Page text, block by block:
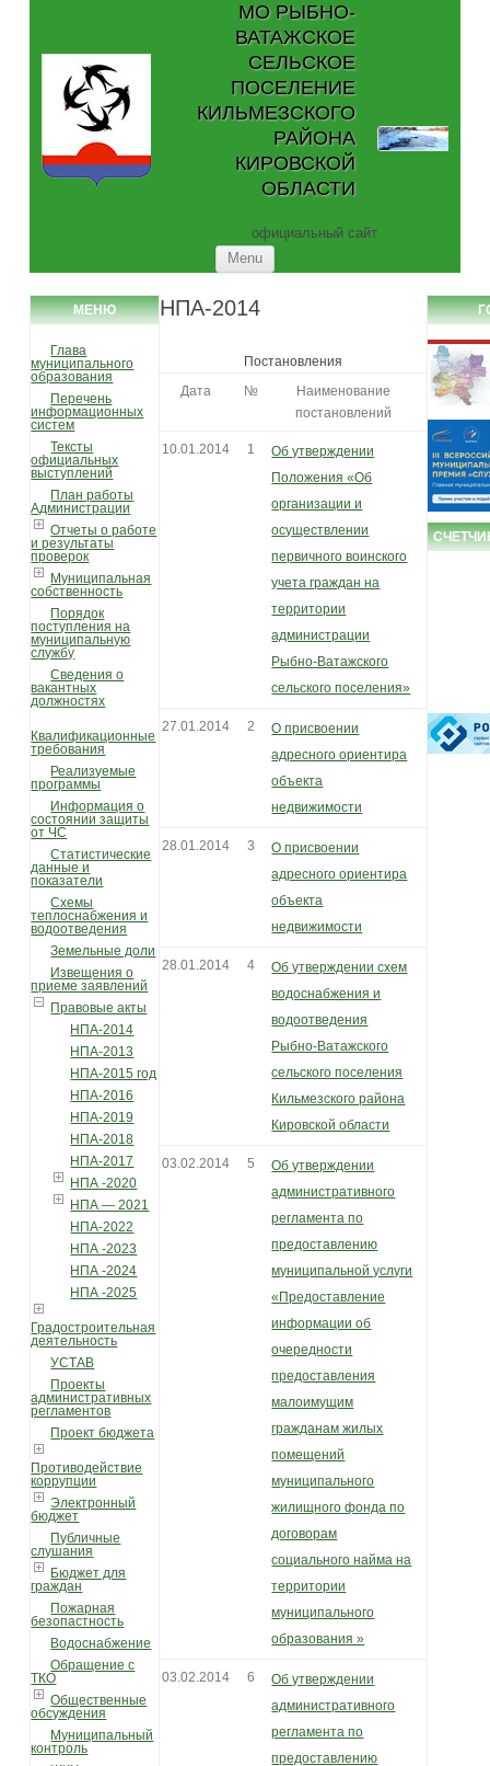
МО РЫБНО-
ВАТАЖСКОЕ
СЕЛЬСКОЕ
ПОСЕЛЕНИЕ
КИЛЬМЕЗСКОГО
РАЙОНА
КИРОВСКОЙ
ОБЛАСТИ
официальный сайт
Menu
МЕНЮ
Глава
муниципального
образования
Перечень
информационных
систем
Тексты
официальных
выступлений
План работы
Администрации
Отчеты о работе
и результаты
проверок
Муниципальная
собственность
Порядок
поступления на
муниципальную
службу
Сведения о
вакантных
должностях
Квалификационные
требования
Реализуемые
программы
Информация о
состоянии защиты
от ЧС
Статистические
данные и
показатели
Схемы
теплоснабжения и
водоотведения
Земельные доли
Извещения о
приеме заявлений
Правовые акты
НПА-2014
НПА-2013
НПА-2015 год
НПА-2016
НПА-2019
НПА-2018
НПА-2017
НПА -2020
НПА — 2021
НПА-2022
НПА -2023
НПА -2024
НПА -2025
Градостроительная
деятельность
УСТАВ
Проекты
административных
регламентов
Проект бюджета
Противодействие
коррупции
Электронный
бюджет
Публичные
слушания
Бюджет для
граждан
Пожарная
безопастность
Водоснабжение
Обращение с
ТКО
Общественные
обсуждения
Муниципальный
контроль
НПА-2014
Постановления
Дата
№
Наименование
постановлений
10.01.2014 1
Об утверждении
Положения «Об
организации и
осуществлении
первичного воинского
учета граждан на
территории
администрации
Рыбно-Ватажского
сельского поселения»
27.01.2014 2
О присвоении
адресного ориентира
объекта
недвижимости
28.01.2014 3
О присвоении
адресного ориентира
объекта
недвижимости
28.01.2014 4
Об утверждении схем
водоснабжения и
водоотведения
Рыбно-Ватажского
сельского поселения
Кильмезского района
Кировской области
03.02.2014 5
Об утверждении
административного
регламента по
предоставлению
муниципальной услуги
«Предоставление
информации об
очередности
предоставления
малоимущим
гражданам жилых
помещений
муниципального
жилищного фонда по
договорам
социального найма на
территории
муниципального
образования »
03.02.2014 6
Об утверждении
административного
регламента по
предоставлению